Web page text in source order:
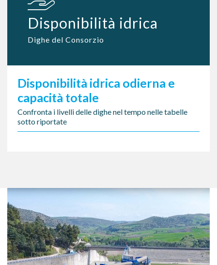
Disponibilità idrica
Dighe del Consorzio
Disponibilità idrica odierna e
capacità totale
Confronta i livelli delle dighe nel tempo nelle tabelle
sotto riportate